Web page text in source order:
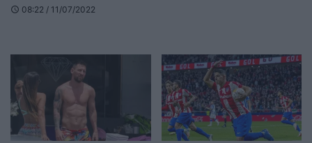
schedule 08:22 / 11/07/2022